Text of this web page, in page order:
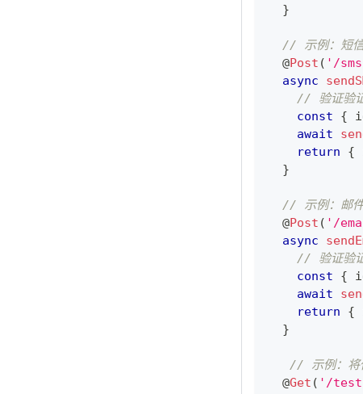
}
// 示例：短
@Post ( '/
async
// 验证验
const
{
await
return
{
}
// 示例：邮
@Post ( '/
async
// 验证验
const
{
await
return
{
}
// 示例：将
@Get ( '/